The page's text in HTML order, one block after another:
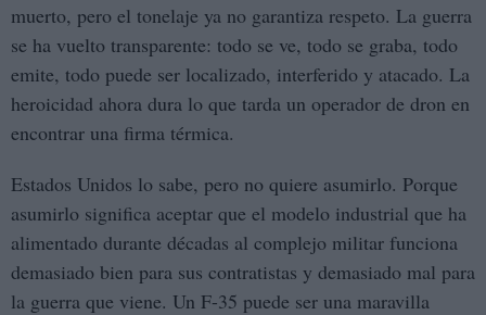
muerto, pero el tonelaje ya no garantiza respeto. La guerra
se ha vuelto transparente: todo se ve, todo se graba, todo
emite, todo puede ser localizado, interferido y atacado. La
heroicidad ahora dura lo que tarda un operador de dron en
encontrar una firma térmica.
Estados Unidos lo sabe, pero no quiere asumirlo. Porque
asumirlo significa aceptar que el modelo industrial que ha
alimentado durante décadas al complejo militar funciona
demasiado bien para sus contratistas y demasiado mal para
la guerra que viene. Un F-35 puede ser una maravilla